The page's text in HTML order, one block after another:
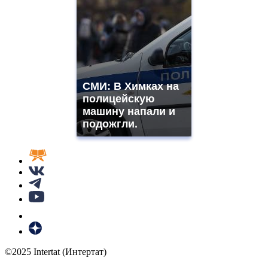
СМИ: В Химках на
полицейскую
машину напали и
подожгли.
©2025 Intertat (Интертат)